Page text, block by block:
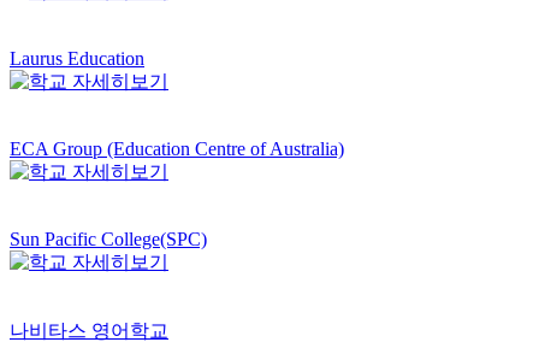
Laurus Education
ECA Group (Education Centre of Australia)
Sun Pacific College(SPC)
나비타스 영어학교